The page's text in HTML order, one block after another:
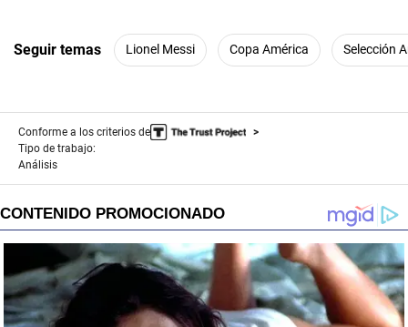
e
c
Seguir temas Lionel Messi Copa América Selección
Conforme a los criterios de
Tipo de trabajo:
Análisis